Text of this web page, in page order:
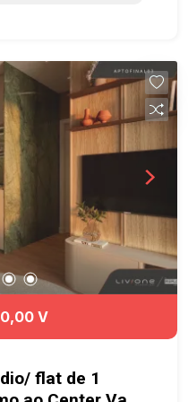
lado de
fácil acesso à
além de ficar
e posto
um Mall com 7
#terrenovenda
V
flat de 1